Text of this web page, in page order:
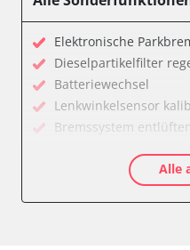
Fahrzeug
Feststellbremse (EPB /
Getriebesteuerung
Gurtkontrollleuchten
Informationsanzeige
Karosseriesteuerung
Kombiinstrument
Lenksäuleneinheit
Elektronische
Dieselpartikelfilter
Batteriewechsel
Lenkwinkelsensor
Bremssystem entlüften
AGR Ventil anlernen
Luftmassenmesser
Alle